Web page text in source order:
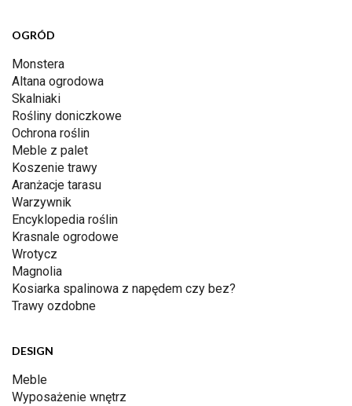
OGRÓD
Monstera
Altana ogrodowa
Skalniaki
Rośliny doniczkowe
Ochrona roślin
Meble z palet
Koszenie trawy
Aranżacje tarasu
Warzywnik
Encyklopedia roślin
Krasnale ogrodowe
Wrotycz
Magnolia
Kosiarka spalinowa z napędem czy bez?
Trawy ozdobne
DESIGN
Meble
Wyposażenie wnętrz